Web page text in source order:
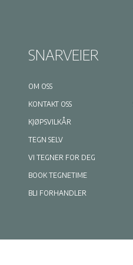
SNARVEIER
OM OSS
KONTAKT OSS
KJØPSVILKÅR
TEGN SELV
VI TEGNER FOR DEG
BOOK TEGNETIME
BLI FORHANDLER